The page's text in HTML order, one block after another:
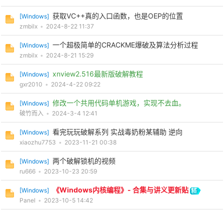
[Windows] 获取VC++真的入口函数，也是OEP的位置
zmbilx • 2024-8-22 11:37
[Windows] 一个超极简单的CRACKME爆破及算法分析过程
zmbilx • 2024-8-21 15:29
[Windows] xnview2.516最新版破解教程
gxr2010 • 2024-4-22 09:22
[Windows] 修改一个共用代码单机游戏，实现不去血。
破竹而入 • 2024-3-4 12:41
[Windows] 看完玩玩破解系列 实战毒奶粉某辅助 逆向
xiaozhu7753 • 2023-11-21 00:38
[Windows] 两个破解锁机的视频
ru666 • 2023-10-23 20:59
[Windows] 《Windows内核编程》- 合集与讲义更新贴
Panel • 2023-10-5 14:42